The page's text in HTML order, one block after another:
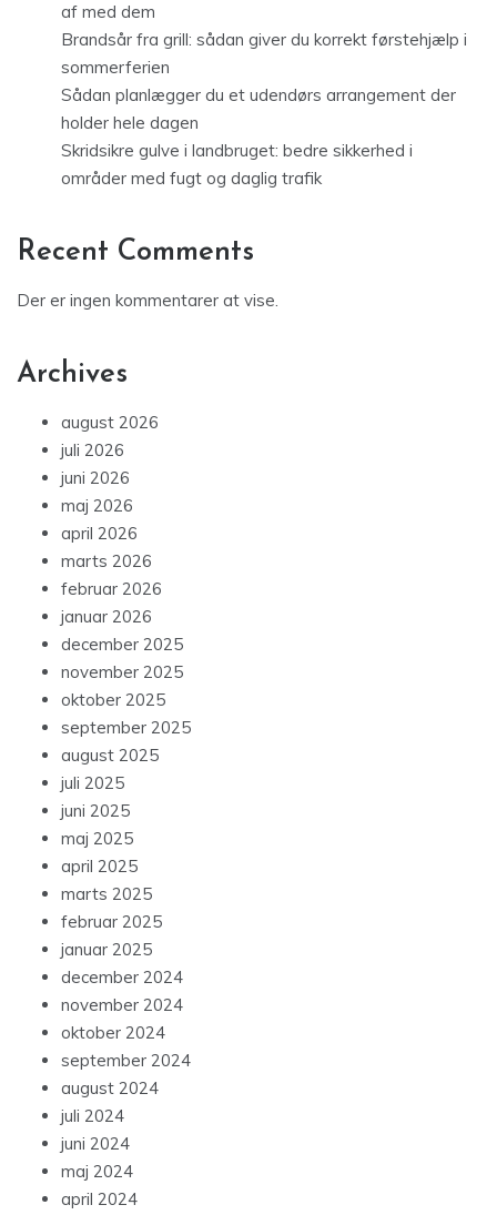
af med dem
Brandsår fra grill: sådan giver du korrekt førstehjælp i
sommerferien
Sådan planlægger du et udendørs arrangement der
holder hele dagen
Skridsikre gulve i landbruget: bedre sikkerhed i
områder med fugt og daglig trafik
Recent Comments
Der er ingen kommentarer at vise.
Archives
august 2026
juli 2026
juni 2026
maj 2026
april 2026
marts 2026
februar 2026
januar 2026
december 2025
november 2025
oktober 2025
september 2025
august 2025
juli 2025
juni 2025
maj 2025
april 2025
marts 2025
februar 2025
januar 2025
december 2024
november 2024
oktober 2024
september 2024
august 2024
juli 2024
juni 2024
maj 2024
april 2024